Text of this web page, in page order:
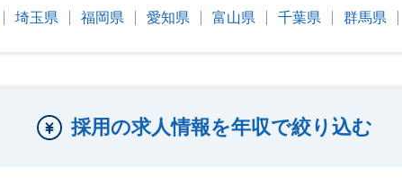
埼玉県 福岡県 愛知県 富山県 千葉県 群馬県
採用の求人情報を年収で絞り込む